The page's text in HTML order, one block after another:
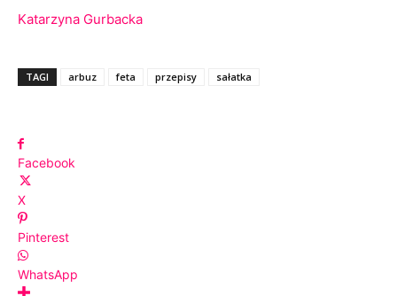
Katarzyna Gurbacka
TAGI arbuz feta przepisy sałatka
Facebook
X
Pinterest
WhatsApp